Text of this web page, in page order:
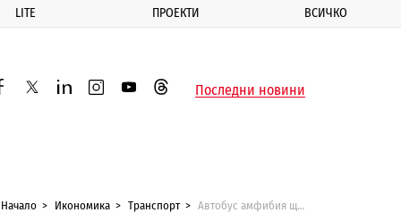
LITE ПРОЕКТИ ВСИЧКО
twitterlinkedininstagram
youtubethreadsПоследни новини
Начало Икономика Транспорт Автобус амфибия ще превозва пътници между Силистра и Кълъраш